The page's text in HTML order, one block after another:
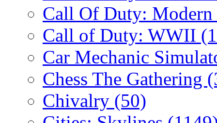
Call Of Duty:
Call of Duty: WWII
Car Mechanic
Chess The Gathering
Chivalry (50)